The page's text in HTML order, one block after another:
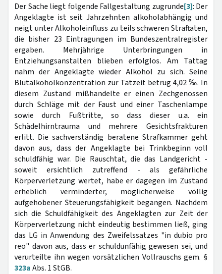
Der Sache liegt folgende Fallgestaltung zugrunde[3]: Der
Angeklagte ist seit Jahrzehnten alkoholabhängig und
neigt unter Alkoholeinfluss zu teils schweren Straftaten,
die bisher 23 Eintragungen im Bundeszentralregister
ergaben. Mehrjährige Unterbringungen in
Entziehungsanstalten blieben erfolglos. Am Tattag
nahm der Angeklagte wieder Alkohol zu sich. Seine
Blutalkoholkonzentration zur Tatzeit betrug 4,02 ‰. In
diesem Zustand mißhandelte er einen Zechgenossen
durch Schläge mit der Faust und einer Taschenlampe
sowie durch Fußtritte, so dass dieser u.a. ein
Schädelhirntrauma und mehrere Gesichtsfrakturen
erlitt. Die sachverständig beratene Strafkammer geht
davon aus, dass der Angeklagte bei Trinkbeginn voll
schuldfähig war. Die Rauschtat, die das Landgericht -
soweit ersichtlich zutreffend - als gefährliche
Körperverletzung wertet, habe er dagegen im Zustand
erheblich verminderter, möglicherweise völlig
aufgehobener Steuerungsfähigkeit begangen. Nachdem
sich die Schuldfähigkeit des Angeklagten zur Zeit der
Körperverletzung nicht eindeutig bestimmen ließ, ging
das LG in Anwendung des Zweifelssatzes "in dubio pro
reo" davon aus, dass er schuldunfähig gewesen sei, und
verurteilte ihn wegen vorsätzlichen Vollrauschs gem. §
323aAbs. 1 StGB.